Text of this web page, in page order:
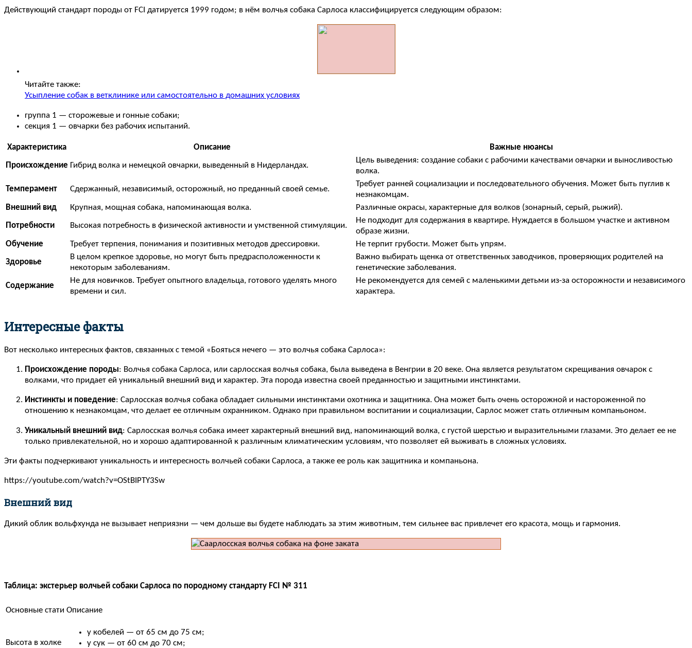
Действующий стандарт породы от FCI датируется 1999 годом; в нём волчья собака Сарлоса классифицируется следующим образом:
Читайте также:
Усыпление собак в ветклинике или самостоятельно в домашних условиях
группа 1 — сторожевые и гонные собаки;
секция 1 — овчарки без рабочих испытаний.
Характеристика Описание Важные нюансы
Происхождение Гибрид волка и немецкой овчарки, выведенный в Нидерландах.
Цель выведения: создание собаки с рабочими качествами овчарки и выносливостью
волка.
Темперамент Сдержанный, независимый, осторожный, но преданный своей семье.
Требует ранней социализации и последовательного обучения. Может быть пуглив к
незнакомцам.
Внешний вид
Крупная, мощная собака, напоминающая волка. Различные окрасы, характерные для волков (зонарный, серый, рыжий).
Потребности Высокая потребность в физической активности и умственной стимуляции.
Не подходит для содержания в квартире. Нуждается в большом участке и активном
образе жизни.
Обучение
Требует терпения, понимания и позитивных методов дрессировки. Не терпит грубости. Может быть упрям.
Здоровье
В целом крепкое здоровье, но могут быть предрасположенности к
некоторым заболеваниям.
Важно выбирать щенка от ответственных заводчиков, проверяющих родителей на
генетические заболевания.
Содержание
Не для новичков. Требует опытного владельца, готового уделять много
времени и сил.
Не рекомендуется для семей с маленькими детьми из-за осторожности и независимого
характера.
Интересные факты
Вот несколько интересных фактов, связанных с темой «Бояться нечего — это волчья собака Сарлоса»:
Происхождение породы: Волчья собака Сарлоса, или сарлосская волчья собака, была выведена в Венгрии в 20 веке. Она является результатом скрещивания овчарок с
волками, что придает ей уникальный внешний вид и характер. Эта порода известна своей преданностью и защитными инстинктами.
Инстинкты и поведение: Сарлосская волчья собака обладает сильными инстинктами охотника и защитника. Она может быть очень осторожной и настороженной по
отношению к незнакомцам, что делает ее отличным охранником. Однако при правильном воспитании и социализации, Сарлос может стать отличным компаньоном.
Уникальный внешний вид: Сарлосская волчья собака имеет характерный внешний вид, напоминающий волка, с густой шерстью и выразительными глазами. Это делает ее не
только привлекательной, но и хорошо адаптированной к различным климатическим условиям, что позволяет ей выживать в сложных условиях.
Эти факты подчеркивают уникальность и интересность волчьей собаки Сарлоса, а также ее роль как защитника и компаньона.
https://youtube.com/watch?v=OStBIPTY3Sw
Внешний вид
Дикий облик вольфхунда не вызывает неприязни — чем дольше вы будете наблюдать за этим животным, тем сильнее вас привлечет его красота, мощь и гармония.
Таблица: экстерьер волчьей собаки Сарлоса по породному стандарту FCI № 311
Основные стати Описание
Высота в холке
у кобелей — от 65 см до 75 см;
у сук — от 60 см до 70 см;